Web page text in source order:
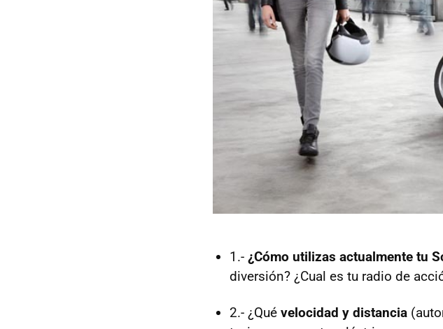
1.- ¿Cómo utilizas actualmente tu
diversión? ¿Cual es tu radio de
2.- ¿Qué velocidad y distancia